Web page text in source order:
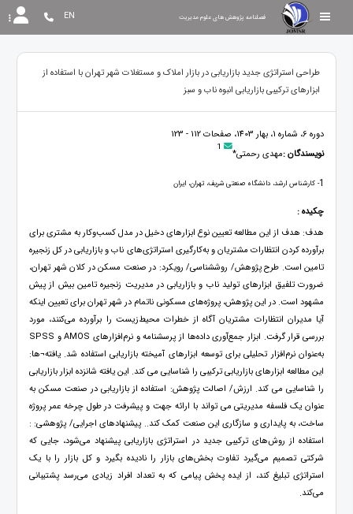
فصلنامه پژوهش های علوم مدیریت EN
طراحی استراتژی جدید بازاریابی در بازار املاک و مستغلات شهر تهران با استفاده از
‏‏ابزارهای ‏‏ترکیبی بازاریابی انبوه ناب و سبز ‏
دوره 6، شماره 1، بهار 1403، صفحات 112 - 123
نویسندگان :مهدی رحمتی* 1
1- کارشناس ارشد، دانشگاه صنعتی شریف، تهران، ایران
چکیده :
هدف: هدف از این مطالعه تعیین نوع ابزارهای دخیل در مدل کسب‌وکار به مشتری برای
برآورده کردن انتظارات مشتریان و ‏‏به‌کارگیری استراتژی‌های ناب و بازاریابی در کل زنجیره
تامین است. طرح پژوهش/ روش‏شناسی/ رویکرد: در صنعت مسکن ‏در کلان شهر تهران،
ضرورت تلفیق ابزارهای تولید ناب و بازاریابی در مدیریت زنجیره تامین بیش از پیش
‏مشهود است. در ‏این پژوهش، پروژه‌های مسکونی ناتمام در شهر تهران برای تعیین اینکه
آیا مدیران انتظارات مشتریان ‏آگاه از خطرات ‏محیط‌زیست را برآورده می‌کنند، مورد
‏به‌عنوان نرم‌افزار تحلیلی برای توسعه ابزارهای آمیخته بازاریابی استفاده شد. یافته¬ها:
این مطالعه ابزارهای بازاریابی ترکیبی را ‏شناسایی می کند. این یافته شانزده ابزار بازاریابی
را شناسایی می کند. ارزش/ اصالت پژوهش: استفاده از بازاریابی در صنعت ‏مسکن به
عنوان یک فلسفه مدیریتی می تواند با ارائه جهت و پیشرفت در طول چرخه عمر ‏پروژه
ساخت، به پایداری و ‏سازگاری این صنعت کمک کند.. پیشنهادهای اجرایی/ پژوهشی: ‏:
استفاده از روش‌های ترکیبی جدید در استراتژی بازاریابی ‏پیشنهاد می‌شود، جایی که
شرکتی تصمیم می‌گیرد تفاوت ‏بخش‌های بازار را نادیده بگیرد و کل بازار را با یک
استراتژی تبلیغ ‏کند، از ایده پخش پیامی که به تعداد افراد زیادی می‌رسد ‏پشتیبانی
می‌کند.‏